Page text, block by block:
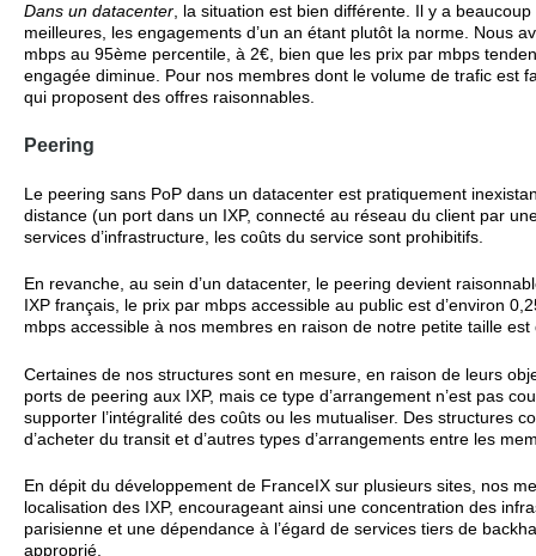
Dans un datacenter, la situation est bien différente. Il y a
meilleures, les engagements d’un an étant plutôt la norme. Nous
mbps au 95ème percentile, à 2€, bien que les prix par mbps
engagée diminue. Pour nos membres dont le volume de trafic est
qui proposent des offres raisonnables.
Peering
Le peering sans PoP dans un datacenter est pratiquement
distance (un port dans un IXP, connecté au réseau du client par
services d’infrastructure, les coûts du service sont prohibitifs.
En revanche, au sein d’un datacenter, le peering devient
IXP français, le prix par mbps accessible au public est d’environ
mbps accessible à nos membres en raison de notre petite taille est
Certaines de nos structures sont en mesure, en raison de leurs
ports de peering aux IXP, mais ce type d’arrangement n’est pas
supporter l’intégralité des coûts ou les mutualiser. Des structures
d’acheter du transit et d’autres types d’arrangements entre les
En dépit du développement de FranceIX sur plusieurs sites, nos
localisation des IXP, encourageant ainsi une concentration des
parisienne et une dépendance à l’égard de services tiers de
approprié.